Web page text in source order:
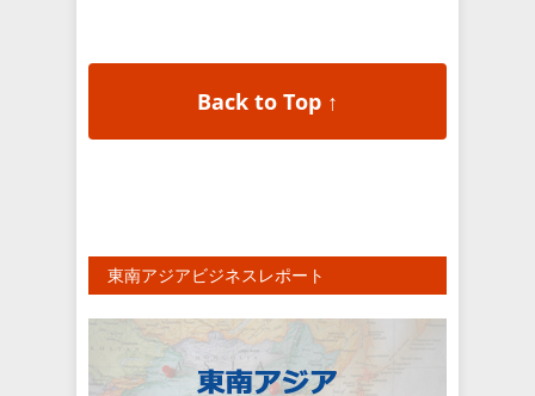
Back to Top ↑
東南アジアビジネスレポート